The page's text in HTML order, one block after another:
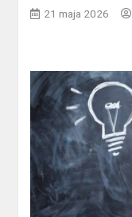
21 maja 2026